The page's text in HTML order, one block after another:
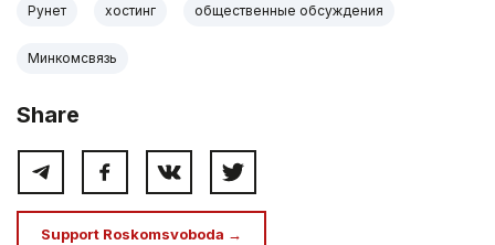
Рунет хостинг общественные обсуждения
Минкомсвязь
Share
Support Roskomsvoboda →